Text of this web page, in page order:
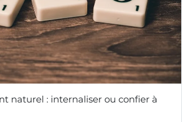
naturel : internaliser ou confier à